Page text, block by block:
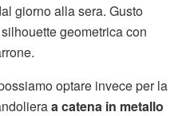
giorno alla sera. Gusto
geometrica con
optare invece per la
a catena in metallo